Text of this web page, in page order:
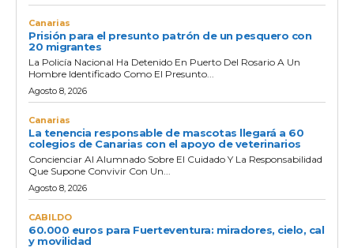
Canarias
Prisión para el presunto patrón de un pesquero con
20 migrantes
La Policía Nacional Ha Detenido En Puerto Del Rosario A Un
Hombre Identificado Como El Presunto...
Agosto 8, 2026
Canarias
La tenencia responsable de mascotas llegará a 60
colegios de Canarias con el apoyo de veterinarios
Concienciar Al Alumnado Sobre El Cuidado Y La Responsabilidad
Que Supone Convivir Con Un...
Agosto 8, 2026
CABILDO
60.000 euros para Fuerteventura: miradores, cielo, cal
y movilidad